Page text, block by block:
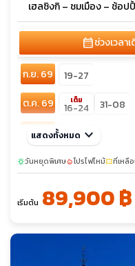
เฮลซิงกิ – ชมเมือง – ช้อป
calendar_monthช่วงเวลา
ก.ย. 69
19-27
ต.ค. 69
เต็ม
16-24
31-08
พ.ย. 69 28-06
ธ.ค. 69
26-03
ก.พ. 70
13-21
แสดงทั้งหมด keyboard_arrow_down
sunnyวันหยุดพิเศษlocal_fire_departmentโปรไฟไหม้confirmation_numberที่เหลื
เริ่มต้น 89,900 ฿